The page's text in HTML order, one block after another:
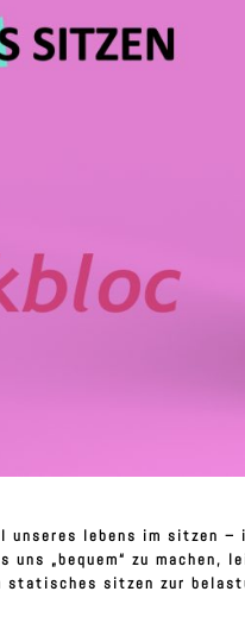
lebens im sitzen –
uns „bequem“ zu
statisches sitzen zur